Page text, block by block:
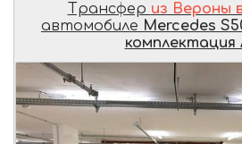
Трансфер из Вероны
автомобиле Mercedes
комплектация